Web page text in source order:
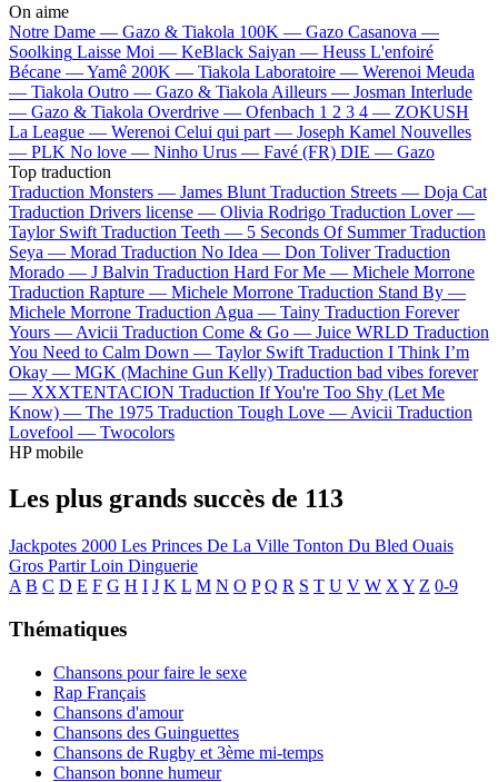
On aime
Notre Dame — Gazo & Tiakola 100K — Gazo Casanova —
Soolking Laisse Moi — KeBlack Saiyan — Heuss L'enfoiré
Bécane —Yamê 200K — Tiakola Laboratoire — Werenoi Meuda
— Tiakola Outro — Gazo & Tiakola Ailleurs — Josman Interlude
— Gazo & Tiakola Overdrive — Ofenbach 1 2 3 4 — ZOKUSH
La League — Werenoi Celui qui part — Joseph Kamel Nouvelles
— PLK No love — Ninho Urus — Favé (FR) DIE — Gazo
Top traduction
Traduction Monsters — James Blunt Traduction Streets — Doja Cat
Traduction Drivers license — Olivia Rodrigo Traduction Lover —
Taylor Swift Traduction Teeth — 5 Seconds Of Summer Traduction
Seya — Morad Traduction No Idea — Don Toliver Traduction
Morado — J Balvin Traduction Hard For Me — Michele Morrone
Traduction Rapture — Michele Morrone Traduction Stand By —
Michele Morrone Traduction Agua — Tainy Traduction Forever
Yours — Avicii Traduction Come & Go — Juice WRLD Traduction
You Need to Calm Down — Taylor Swift Traduction I Think I’m
Okay — MGK (Machine Gun Kelly) Traduction bad vibes forever
— XXXTENTACION Traduction If You're Too Shy (Let Me
Know) — The 1975 Traduction Tough Love — Avicii Traduction
Lovefool — Twocolors
HP mobile
Les plus grands succès de 113
Jackpotes 2000 Les Princes De La Ville Tonton Du Bled Ouais
Gros Partir Loin Dinguerie
A B C D E F G H I J K L M N O P Q R S T U V W X Y Z 0-9
Thématiques
Chansons pour faire le sexe
Rap Français
Chansons d'amour
Chansons des Guinguettes
Chansons de Rugby et 3ème mi-temps
Chanson bonne humeur